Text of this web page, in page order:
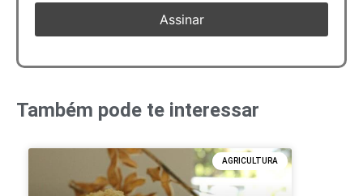
Também pode te interessar
AGRICULTURA